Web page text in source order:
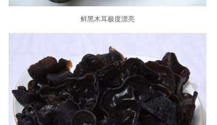
鲜黑木耳极度漂亮